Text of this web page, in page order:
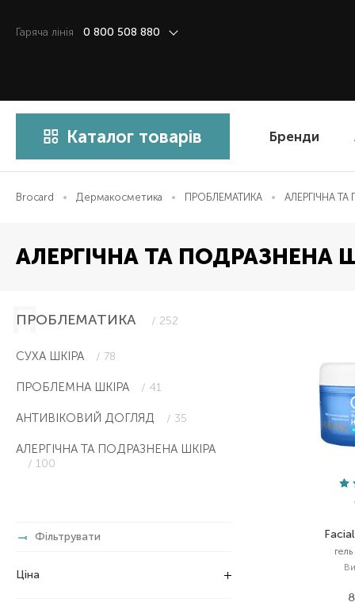
Гаряча лiнiя 0 800 508 880
Каталог товарів Бренди
Brocard Дермакосметика ПРОБЛЕМАТИКА АЛЕРГІЧНА
АЛЕРГІЧНА ТА ПОДРАЗНЕНА
ПРОБЛЕМАТИКА / 252
СУХА ШКІРА / 78
ПРОБЛЕМНА ШКІРА / 41
АНТИВІКОВИЙ ДОГЛЯД / 35
АЛЕРГІЧНА ТА ПОДРАЗНЕНА ШКІРА
/ 100
Фільтрувати
Ціна